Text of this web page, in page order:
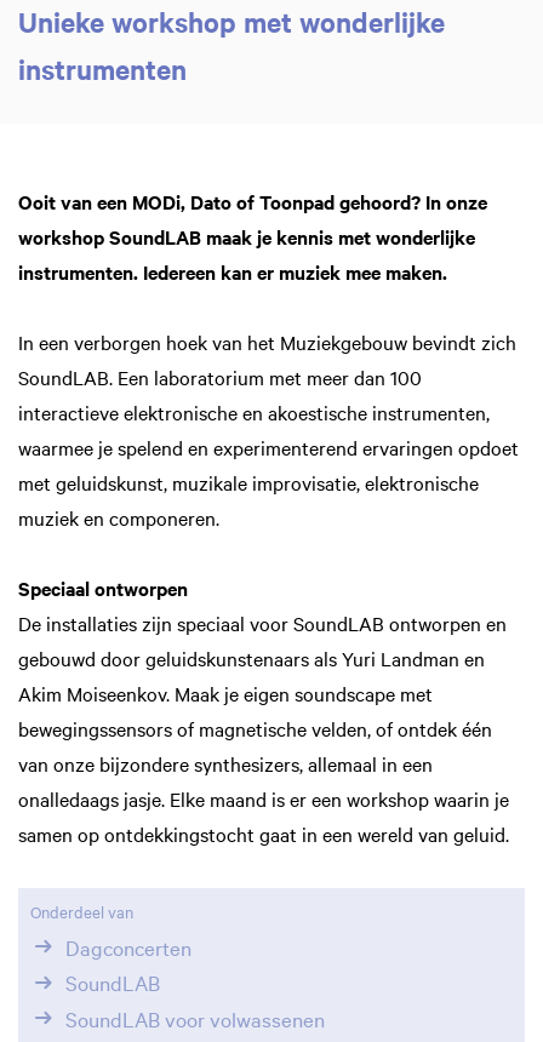
Unieke workshop met wonderlijke
instrumenten
Ooit van een MODi, Dato of Toonpad gehoord? In onze
workshop SoundLAB maak je kennis met wonderlijke
instrumenten. Iedereen kan er muziek mee maken.
In een verborgen hoek van het Muziekgebouw bevindt zich
SoundLAB. Een laboratorium met meer dan 100
interactieve elektronische en akoestische instrumenten,
waarmee je spelend en experimenterend ervaringen opdoet
met geluidskunst, muzikale improvisatie, elektronische
muziek en componeren.
Speciaal ontworpen
De installaties zijn speciaal voor SoundLAB ontworpen en
gebouwd door geluidskunstenaars als Yuri Landman en
Akim Moiseenkov. Maak je eigen soundscape met
bewegingssensors of magnetische velden, of ontdek één
van onze bijzondere synthesizers, allemaal in een
onalledaags jasje. Elke maand is er een workshop waarin je
samen op ontdekkingstocht gaat in een wereld van geluid.
Onderdeel van
Dagconcerten
SoundLAB
SoundLAB voor volwassenen